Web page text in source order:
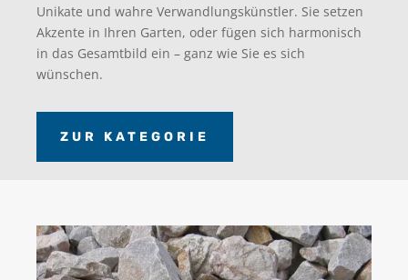
Unikate und wahre Verwandlungskünstler. Sie setzen
Akzente in Ihren Garten, oder fügen sich harmonisch
in das Gesamtbild ein – ganz wie Sie es sich
wünschen.
ZUR KATEGORIE